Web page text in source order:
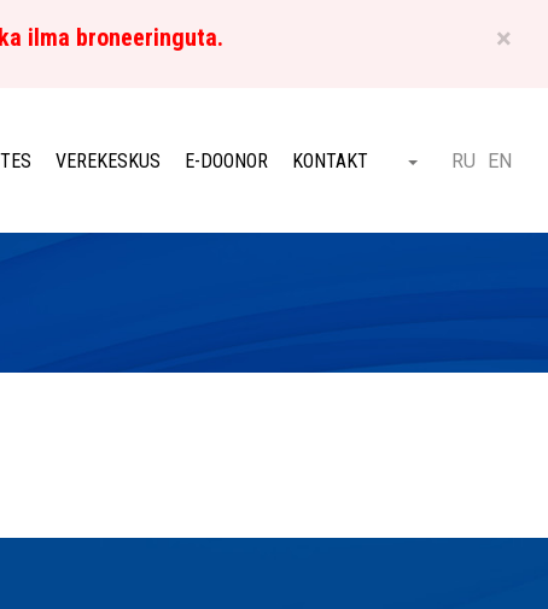
×
ilma broneeringuta.
VEREKESKUS E-DOONOR KONTAKT Otsi ET
RU EN